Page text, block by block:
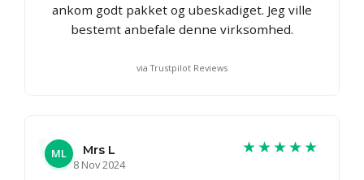
ankom godt pakket og ubeskadiget. Jeg ville
bestemt anbefale denne virksomhed.
via Trustpilot Reviews
ML
Mrs L
8 Nov 2024
★★★★★